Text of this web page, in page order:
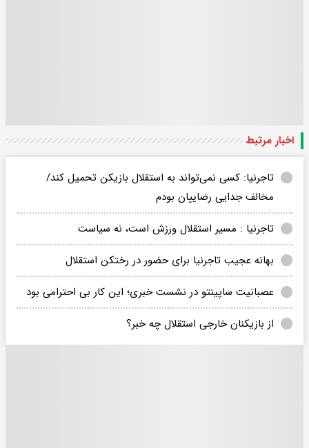
اخبار مرتبط
تاجرنیا: کسی نمی‌تواند به استقلال بازیکن تحمیل کند/
مخالف جدایی رضاییان بودم
تاجرنیا : مسیر استقلال ورزش است، نه سیاست
بهانه عجیب تاجرنیا برای حضور در رختکن استقلال
عصبانیت ساپینتو در نشست خبری؛ این کار بی احترامی بود
از بازیکنان خارجی استقلال چه خبر؟